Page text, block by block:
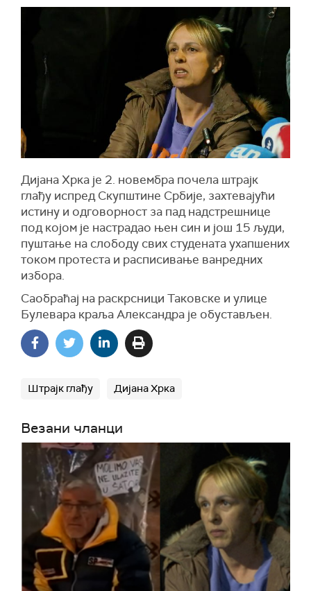
Дијана Хрка је 2. новембра почела штрајк
глађу испред Скупштине Србије, захтевајући
истину и одговорност за пад надстрешнице
под којом је настрадао њен син и још 15 људи,
пуштање на слободу свих студената ухапшених
током протеста и расписивање ванредних
избора.
Саобраћај на раскрсници Таковске и улице
Булевара краља Александра је обустављен.
Штрајк глађу Дијана Хрка
Везани чланци